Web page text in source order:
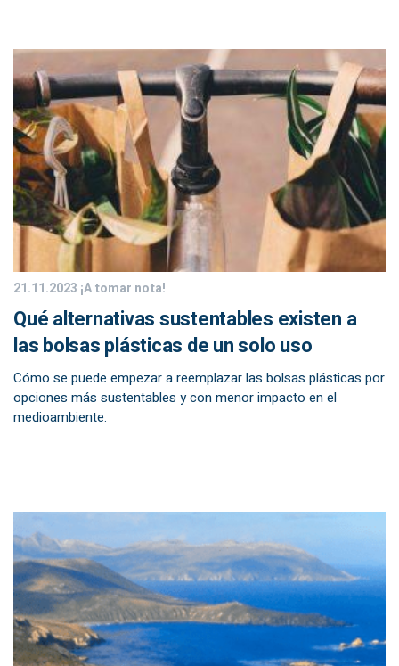
21.11.2023 ¡A tomar nota!
Qué alternativas sustentables existen a
las bolsas plásticas de un solo uso
Cómo se puede empezar a reemplazar las bolsas plásticas por
opciones más sustentables y con menor impacto en el
medioambiente.